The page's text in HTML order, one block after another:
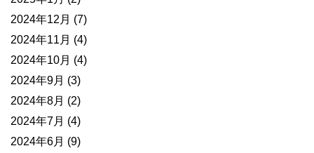
2024年12月 (7)
2024年11月 (4)
2024年10月 (4)
2024年9月 (3)
2024年8月 (2)
2024年7月 (4)
2024年6月 (9)